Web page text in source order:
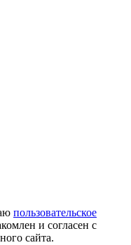
пользовательское
и согласен с
сайта.